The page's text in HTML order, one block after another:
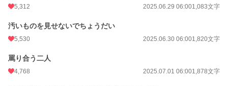
5,312 2025.06.29 06:001,083文字
汚いものを見せないでちょうだい
5,530 2025.06.30 06:001,820文字
罵り合う二人
4,768 2025.07.01 06:001,878文字